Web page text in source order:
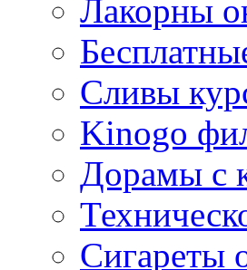
Лакорны
Сливы
Kinogo
Дорамы с
Сигареты